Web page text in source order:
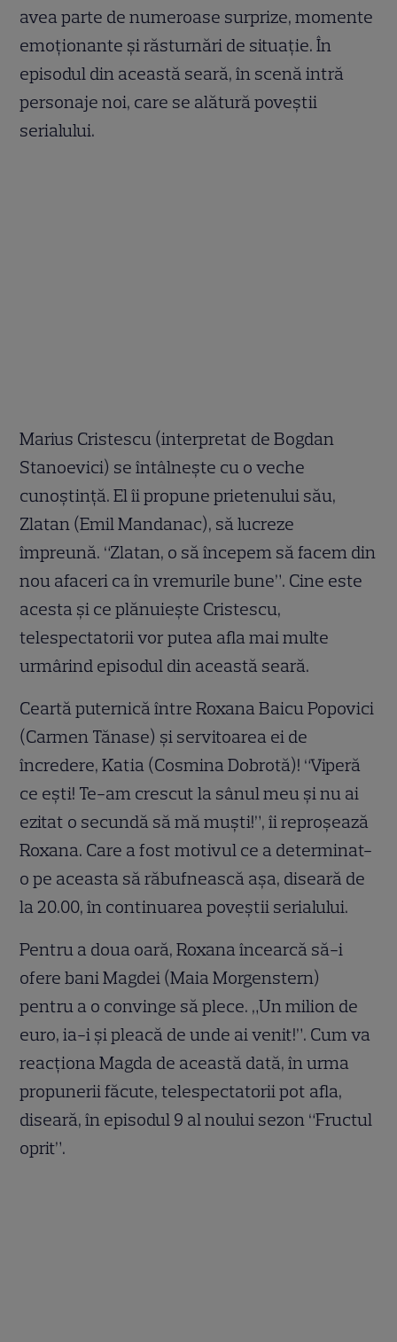
avea parte de numeroase surprize, momente
emoționante și răsturnări de situație. În
episodul din această seară, în scenă intră
personaje noi, care se alătură poveștii
serialului.
Marius Cristescu (interpretat de Bogdan
Stanoevici) se întâlnește cu o veche
cunoștință. El îi propune prietenului său,
Zlatan (Emil Mandanac), să lucreze
împreună. “Zlatan, o să începem să facem din
nou afaceri ca în vremurile bune”. Cine este
acesta și ce plănuiește Cristescu,
telespectatorii vor putea afla mai multe
urmârind episodul din această seară.
Ceartă puternică între Roxana Baicu Popovici
(Carmen Tănase) și servitoarea ei de
încredere, Katia (Cosmina Dobrotă)! “Viperă
ce ești! Te-am crescut la sânul meu și nu ai
ezitat o secundă să mă muști!”, îi reproșează
Roxana. Care a fost motivul ce a determinat-
o pe aceasta să răbufnească așa, diseară de
la 20.00, în continuarea poveștii serialului.
Pentru a doua oară, Roxana încearcă să-i
ofere bani Magdei (Maia Morgenstern)
pentru a o convinge să plece. „Un milion de
euro, ia-i și pleacă de unde ai venit!”. Cum va
reacționa Magda de această dată, în urma
propunerii făcute, telespectatorii pot afla,
diseară, în episodul 9 al noului sezon “Fructul
oprit”.